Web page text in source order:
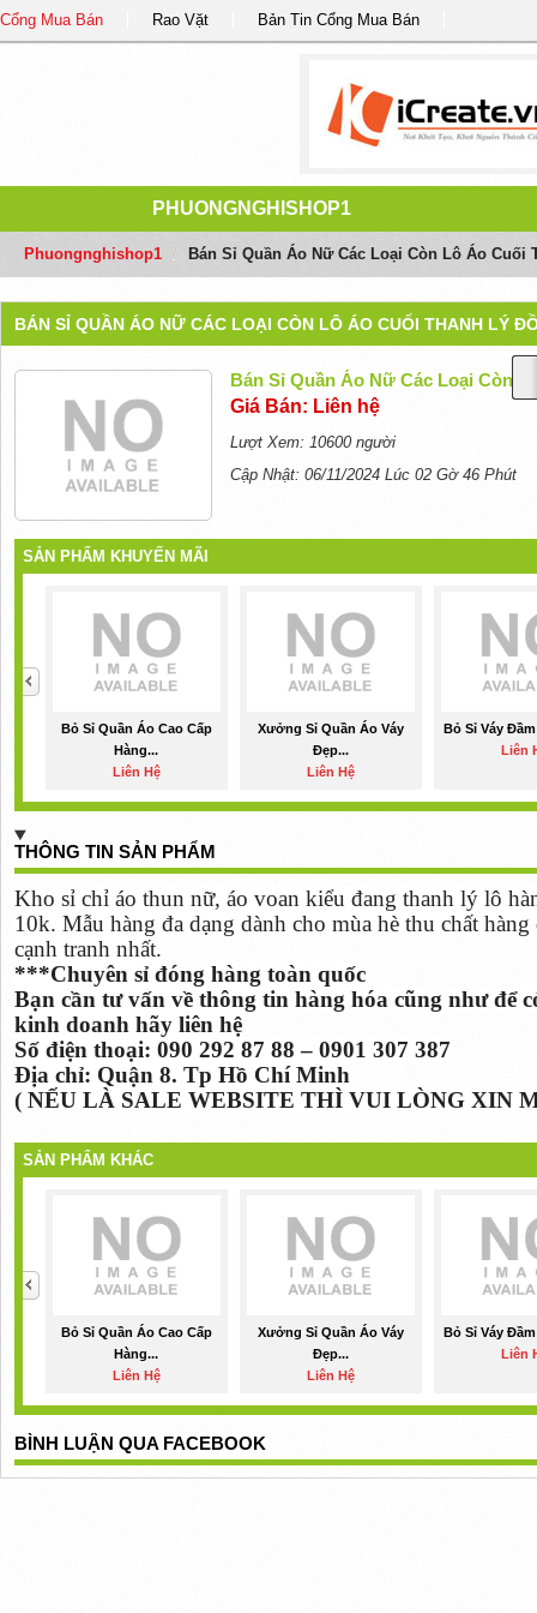
Cổng Mua Bán Rao Vặt Bản Tin Cổng Mua Bán
PHUONGNGHISHOP1
Phuongnghishop1 Bán Sỉ Quần Áo Nữ Các Loại Còn Lô Áo Cuối
BÁN SỈ QUẦN ÁO NỮ CÁC LOẠI CÒN LÔ ÁO CUỐI THANH LÝ
Bán Sỉ Quần Áo Nữ Các Loại Còn
Giá Bán: Liên hệ
Lượt Xem: 10600 người
Cập Nhật: 06/11/2024 Lúc 02 Gờ 46 Phút
SẢN PHẨM KHUYẾN MÃI
Bỏ Sỉ Quần Áo Cao Cấp
Hàng...
Liên Hệ
Xưởng Sỉ Quần Áo Váy
Đẹp...
Liên Hệ
Bỏ Sỉ Váy
Liên
THÔNG TIN SẢN PHẨM
Kho sỉ chỉ áo thun nữ, áo voan kiểu đang thanh lý lô
10k. Mẫu hàng đa dạng dành cho mùa hè thu chất
cạnh tranh nhất.
***Chuyên sỉ đóng hàng toàn quốc
Bạn cần tư vấn về thông tin hàng hóa cũng như để
kinh doanh hãy liên hệ
Số điện thoại: 090 292 87 88 – 0901 307 387
Địa chỉ: Quận 8. Tp Hồ Chí Minh
( NẾU LÀ SALE WEBSITE THÌ VUI LÒNG XIN
SẢN PHẨM KHÁC
Bỏ Sỉ Quần Áo Cao Cấp
Hàng...
Liên Hệ
Xưởng Sỉ Quần Áo Váy
Đẹp...
Liên Hệ
Bỏ Sỉ Váy
Liên
BÌNH LUẬN QUA FACEBOOK